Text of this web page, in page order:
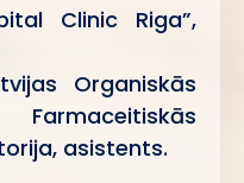
Clinic Riga”,
Organiskās
asistents.